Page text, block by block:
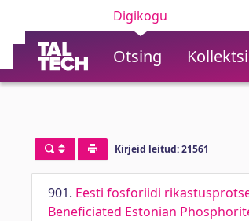
Digikogu
Otsing
Kirjeid leitud: 21561
901. Eesti fosforiidi
Beneficiated Estonian